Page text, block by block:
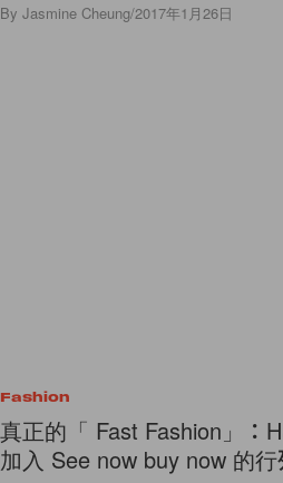
By Jasmine Cheung/2017年1月26日
Fashion
真正的「 Fast Fashion」：
加入 See now buy now 的行